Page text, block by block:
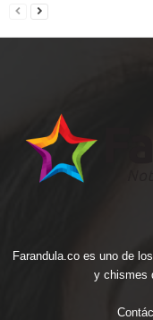
Farandula.co es uno de
y chismes